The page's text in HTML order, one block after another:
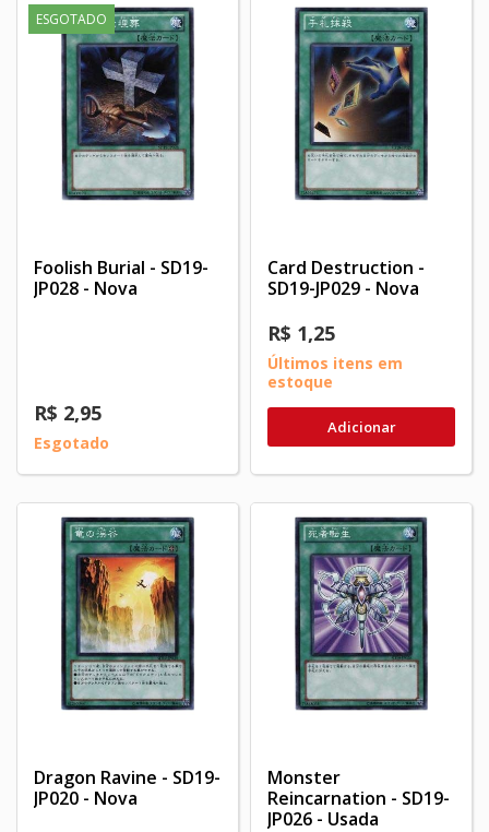
ESGOTADO
Foolish Burial - SD19-
JP028 - Nova
R$ 2,95
Esgotado
Card Destruction -
SD19-JP029 - Nova
R$ 1,25
Últimos itens em
estoque
Adicionar
Dragon Ravine - SD19-
JP020 - Nova
Monster
Reincarnation - SD19-
JP026 - Usada